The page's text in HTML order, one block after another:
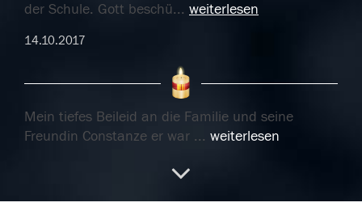
der Schule. Gott beschü... weiterlesen
14.10.2017
Mein tiefes Beileid an die Familie und seine
Freundin Constanze er war ... weiterlesen